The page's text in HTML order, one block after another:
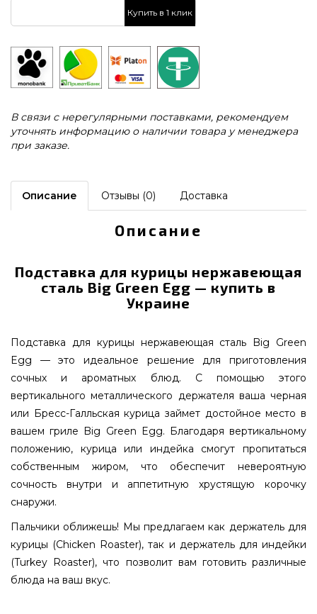
Купить в 1 клик
В связи с нерегулярными поставками, рекомендуем
уточнять информацию о наличии товара у менеджера
при заказе.
Описание Отзывы (0) Доставка
Описание
Подставка для курицы нержавеющая
сталь Big Green Egg — купить в
Украине
Подставка для курицы нержавеющая сталь Big Green
Egg — это идеальное решение для приготовления
сочных и ароматных блюд. С помощью этого
вертикального металлического держателя ваша черная
или Бресс-Галльская курица займет достойное место в
вашем гриле Big Green Egg. Благодаря вертикальному
положению, курица или индейка смогут пропитаться
собственным жиром, что обеспечит невероятную
сочность внутри и аппетитную хрустящую корочку
снаружи.
Пальчики оближешь! Мы предлагаем как держатель для
курицы (Chicken Roaster), так и держатель для индейки
(Turkey Roaster), что позволит вам готовить различные
блюда на ваш вкус.